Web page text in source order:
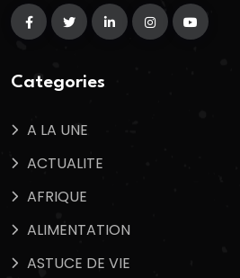
Categories
A LA UNE
ACTUALITE
AFRIQUE
ALIMENTATION
ASTUCE DE VIE